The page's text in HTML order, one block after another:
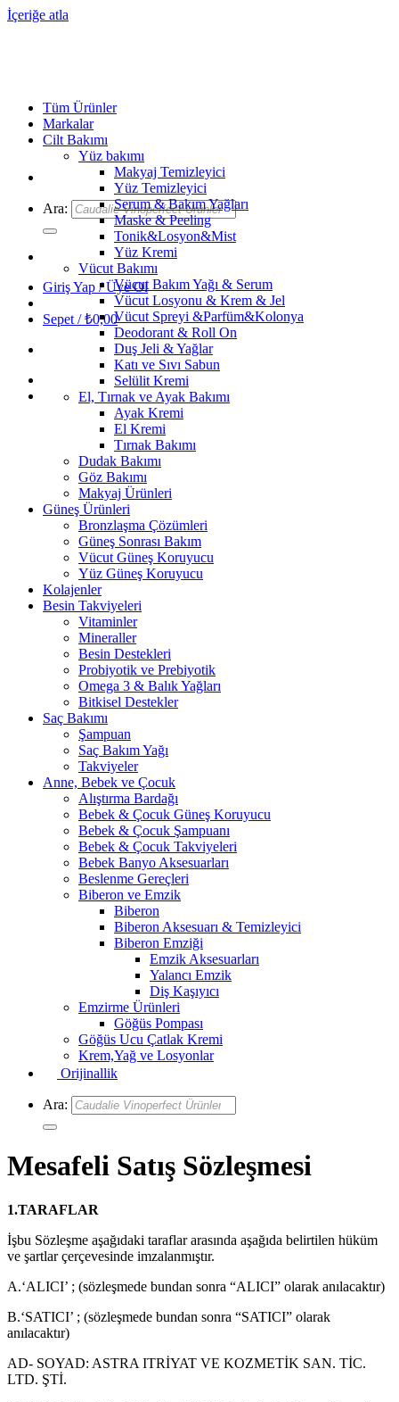
İçeriğe atla
Ara:
Giriş Yap / Üye Ol
Sepet /₺0,00
Tüm Ürünler
Markalar
Cilt Bakımı
Yüz bakımı
Makyaj Temizleyici
Yüz Temizleyici
Serum & Bakım Yağları
Maske & Peeling
Tonik&Losyon&Mist
Yüz Kremi
Vücut Bakımı
Vücut Bakım Yağı & Serum
Vücut Losyonu & Krem & Jel
Vücut Spreyi &Parfüm&Kolonya
Deodorant & Roll On
Duş Jeli & Yağlar
Katı ve Sıvı Sabun
Selülit Kremi
El, Tırnak ve Ayak Bakımı
Ayak Kremi
El Kremi
Tırnak Bakımı
Dudak Bakımı
Göz Bakımı
Makyaj Ürünleri
Güneş Ürünleri
Bronzlaşma Çözümleri
Güneş Sonrası Bakım
Vücut Güneş Koruyucu
Yüz Güneş Koruyucu
Kolajenler
Besin Takviyeleri
Vitaminler
Mineraller
Besin Destekleri
Probiyotik ve Prebiyotik
Omega 3 & Balık Yağları
Bitkisel Destekler
Saç Bakımı
Şampuan
Saç Bakım Yağı
Takviyeler
Anne, Bebek ve Çocuk
Alıştırma Bardağı
Bebek & Çocuk Güneş Koruyucu
Bebek & Çocuk Şampuanı
Bebek & Çocuk Takviyeleri
Bebek Banyo Aksesuarları
Beslenme Gereçleri
Biberon ve Emzik
Biberon
Biberon Aksesuarı & Temizleyici
Biberon Emziği
Emzik Aksesuarları
Yalancı Emzik
Diş Kaşıyıcı
Emzirme Ürünleri
Göğüs Pompası
Göğüs Ucu Çatlak Kremi
Krem,Yağ ve Losyonlar
Orijinallik
Ara:
Mesafeli Satış Sözleşmesi
1.TARAFLAR
İşbu Sözleşme aşağıdaki taraflar arasında aşağıda belirtilen hüküm
ve şartlar çerçevesinde imzalanmıştır.
A.‘ALICI’ ; (sözleşmede bundan sonra “ALICI” olarak anılacaktır)
B.‘SATICI’ ; (sözleşmede bundan sonra “SATICI” olarak
anılacaktır)
AD- SOYAD: ASTRA ITRİYAT VE KOZMETİK SAN. TİC.
LTD. ŞTİ.